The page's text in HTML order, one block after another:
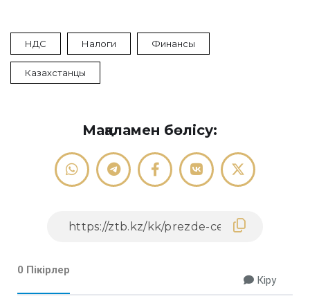
НДС Налоги Финансы
Казахстанцы
Мақаламен бөлісу:
0 Пікірлер
Кіру